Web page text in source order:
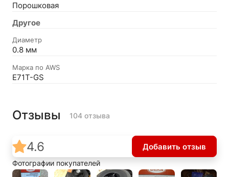
Порошковая
Другое
Диаметр
0.8 мм
Марка по AWS
E71T-GS
Отзывы 104 отзыва
Фотографии покупателей
4.6 Добавить отзыв